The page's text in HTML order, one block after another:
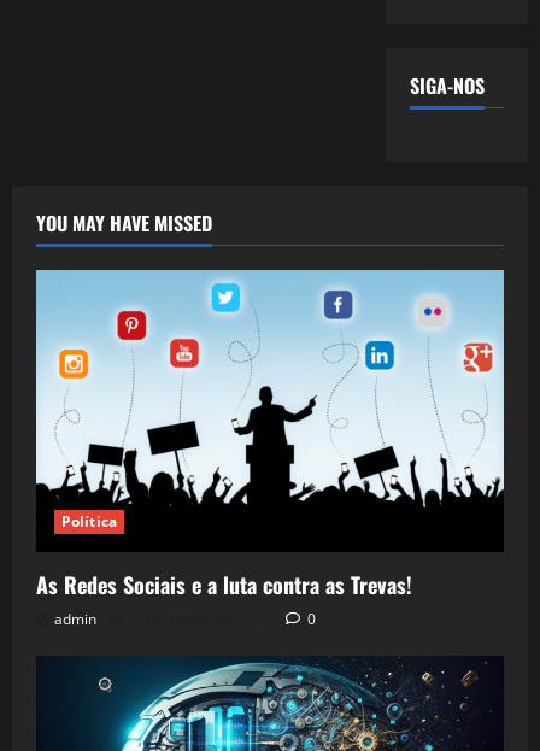
SIGA-NOS
YOU MAY HAVE MISSED
Política
As Redes Sociais e a luta contra as Trevas!
admin 0